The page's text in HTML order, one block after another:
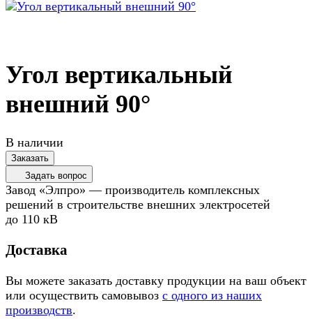
Угол вертикальный
внешний 90°
В наличии
Заказать
Задать вопрос
Завод «Элпро» — производитель комплексных
решений в строительстве внешних электросетей
до 110 кВ
Доставка
Вы можете заказать доставку продукции на ваш объект
или осуществить самовывоз с одного из наших
производств.